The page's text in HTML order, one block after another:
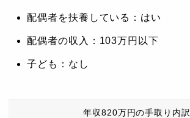
配偶者を扶養している：はい
配偶者の収入：103万円以下
子ども：なし
年収820万円の手取り内訳